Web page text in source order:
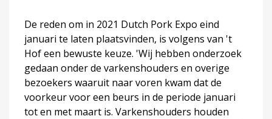
De reden om in 2021 Dutch Pork Expo eind
januari te laten plaatsvinden, is volgens van 't
Hof een bewuste keuze. 'Wij hebben onderzoek
gedaan onder de varkenshouders en overige
bezoekers waaruit naar voren kwam dat de
voorkeur voor een beurs in de periode januari
tot en met maart is. Varkenshouders houden